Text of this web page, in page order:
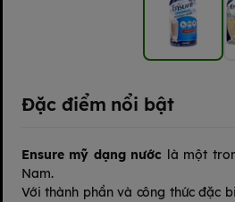
Đặc điểm nổi bật
Ensure mỹ dạng nước là một
Nam.
Với thành phần và công thức đặc